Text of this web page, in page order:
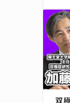
双